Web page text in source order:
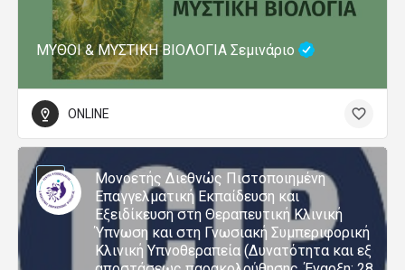
ΜΥΘΟΙ & ΜΥΣΤΙΚΗ ΒΙΟΛΟΓΙΑ Σεμινάριο
ONLINE
Μονοετής Διεθνώς Πιστοποιημένη
Επαγγελματική Εκπαίδευση και
Εξειδίκευση στη Θεραπευτική Κλινική
Ύπνωση και στη Γνωσιακή Συμπεριφορική
Κλινική Υπνοθεραπεία (Δυνατότητα και εξ